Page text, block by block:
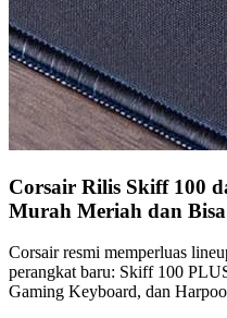
Corsair Rilis Skiff 100
Murah Meriah dan
Corsair resmi memperluas
perangkat baru: Skiff 100
Gaming Keyboard, dan